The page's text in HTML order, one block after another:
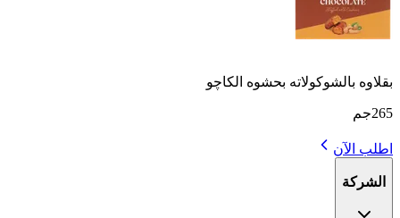
بقلاوه بالشوكولاته بحشوه الكاچو
265جم
اطلب الآن
الشركة